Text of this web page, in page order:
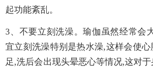
起功能紊乱。
3、不要立刻洗澡。瑜伽虽然经常会
宜立刻洗澡特别是热水澡,这样会使
足,洗后会出现头晕恶心等情况,这对